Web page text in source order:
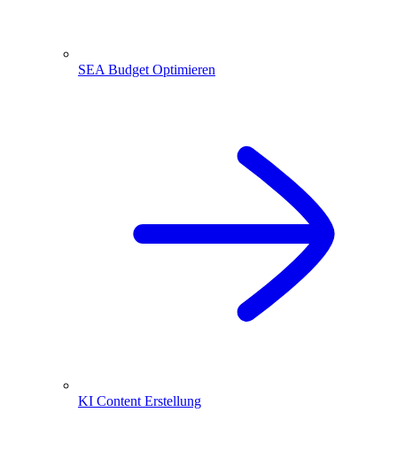
SEA Budget Optimieren
KI Content Erstellung